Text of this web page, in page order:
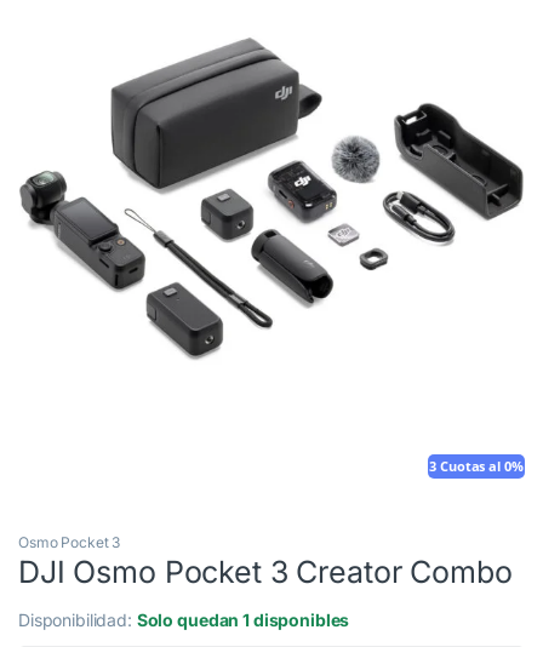
3 Cuotas al 0%
Osmo Pocket 3
DJI Osmo Pocket 3 Creator Combo
Disponibilidad: Solo quedan 1 disponibles